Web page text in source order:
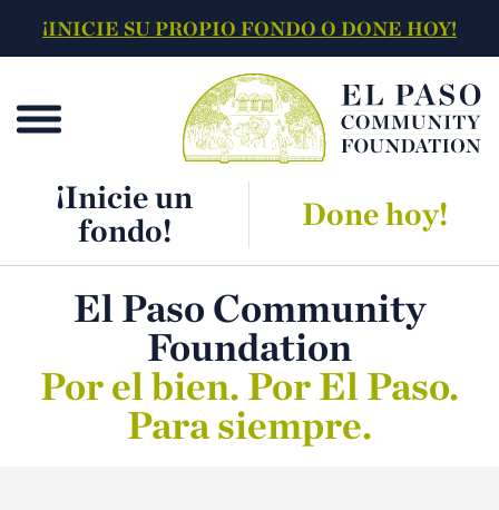
¡INICIE SU PROPIO FONDO O DONE HOY!
¡Inicie un
fondo!
Done hoy!
El Paso Community
Foundation
Por el bien. Por El Paso.
Para siempre.